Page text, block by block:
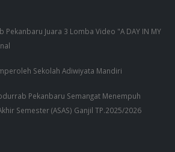
Pekanbaru Juara 3 Lomba Video "A DAY IN MY
Sekolah Adiwiyata Mandiri
Pekanbaru Semangat Menempuh
Semester (ASAS) Ganjil TP.2025/2026